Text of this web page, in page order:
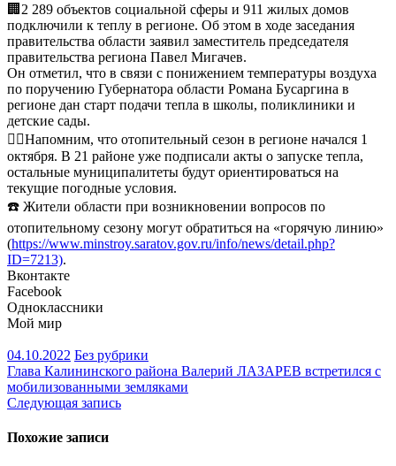
🏢2 289 объектов социальной сферы и 911 жилых домов
подключили к теплу в регионе. Об этом в ходе заседания
правительства области заявил заместитель председателя
правительства региона Павел Мигачев.
Он отметил, что в связи с понижением температуры воздуха
по поручению Губернатора области Романа Бусаргина в
регионе дан старт подачи тепла в школы, поликлиники и
детские сады.
👉🏻Напомним, что отопительный сезон в регионе начался 1
октября. В 21 районе уже подписали акты о запуске тепла,
остальные муниципалитеты будут ориентироваться на
текущие погодные условия.
☎️ Жители области при возникновении вопросов по
отопительному сезону могут обратиться на «горячую линию»
(https://www.minstroy.saratov.gov.ru/info/news/detail.php?
ID=7213).
Вконтакте
Facebook
Одноклассники
Мой мир
04.10.2022 Без рубрики
Навигация
по
Глава Калининского района Валерий ЛАЗАРЕВ встретился с
мобилизованными земляками
Следующая запись
Похожие записи